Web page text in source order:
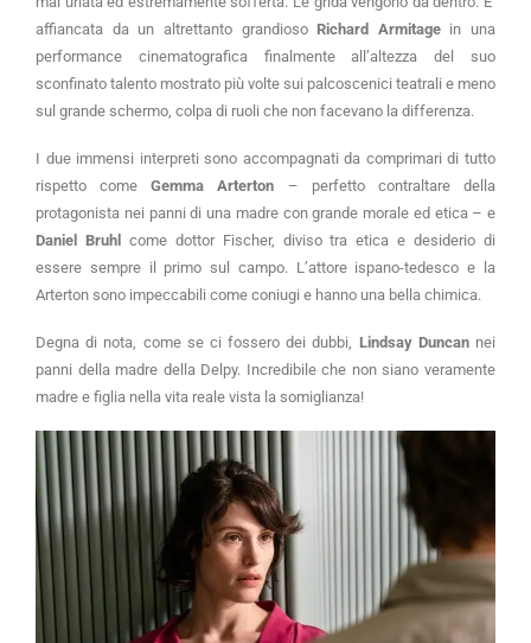
affiancata da un altrettanto grandioso Richard Armitagein una
performance cinematografica finalmente all’altezza del suo
sconfinato talento mostrato più volte sui palcoscenici teatrali e meno
sul grande schermo, colpa di ruoli che non facevano la differenza.
I due immensi interpreti sono accompagnati da comprimari di tutto
rispetto comeGemma Arterton – perfetto contraltare della
protagonista nei panni di una madre con grande morale ed etica – e
Daniel Bruhl
come dottor Fischer, diviso tra etica e desiderio di
essere sempre il primo sul campo. L’attore ispano-tedesco e la
Arterton sono impeccabili come coniugi e hanno una bella chimica.
Degna di nota, come se ci fossero dei dubbi, Lindsay Duncannei
panni della madre della Delpy. Incredibile che non siano veramente
madre e figlia nella vita reale vista la somiglianza!